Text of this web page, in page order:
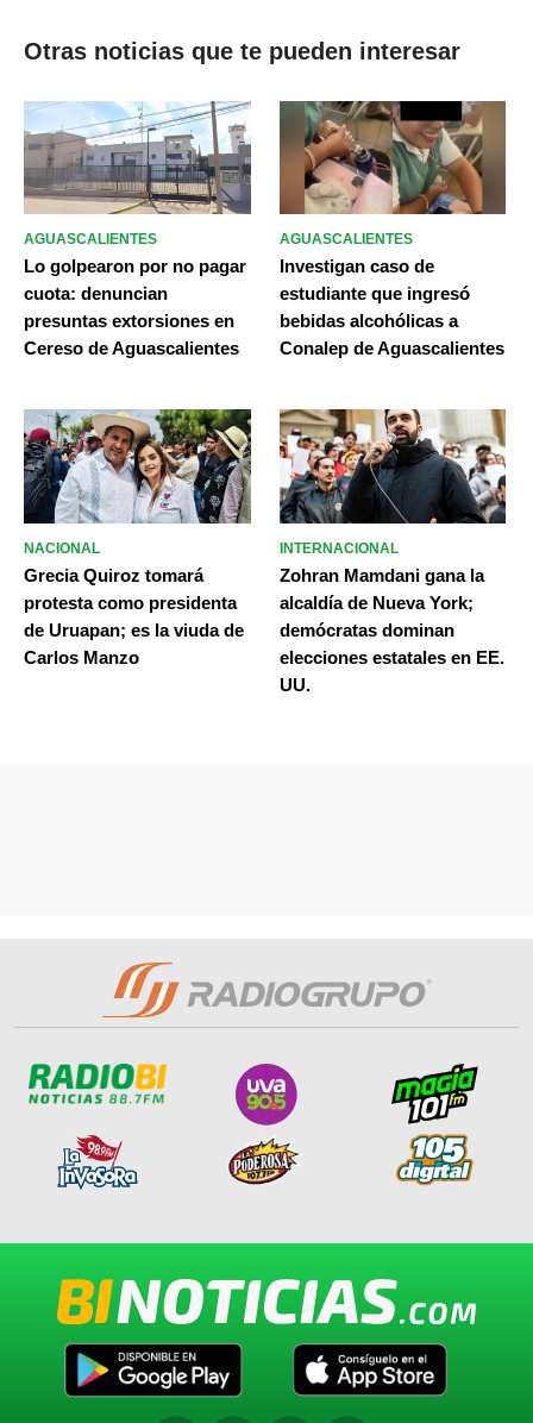
Otras noticias que te pueden interesar
AGUASCALIENTES
Lo golpearon por no pagar
cuota: denuncian
presuntas extorsiones en
Cereso de Aguascalientes
AGUASCALIENTES
Investigan caso de
estudiante que ingresó
bebidas alcohólicas a
Conalep de Aguascalientes
NACIONAL
Grecia Quiroz tomará
protesta como presidenta
de Uruapan; es la viuda de
Carlos Manzo
INTERNACIONAL
Zohran Mamdani gana la
alcaldía de Nueva York;
demócratas dominan
elecciones estatales en EE.
UU.